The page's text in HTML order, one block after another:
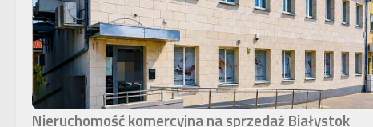
Nieruchomość komercyjna na sprzedaż Białystok